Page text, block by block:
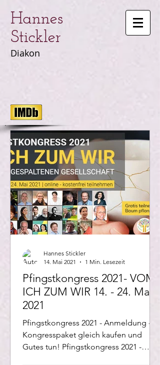
Hannes
Stickler
Diakon
Pfingstkongress 2021- VOM
ICH ZUM WIR 14. - 24. Mai
2021
Pfingstkongress 2021 - Anmeldung -
Kongresspaket gleich kaufen und
Gutes tun! Pfingstkongress 2021 -
Hannes Stickler
14. Mai 2021
1 Min. Lesezeit